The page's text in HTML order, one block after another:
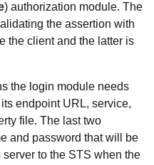
) authorization module. The
the assertion with
the client and the latter is
the login module needs
endpoint URL, service,
file. The last two
and password that will be
to the STS when the